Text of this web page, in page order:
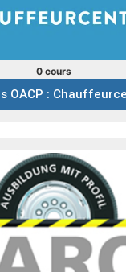
0 cours
OACP :